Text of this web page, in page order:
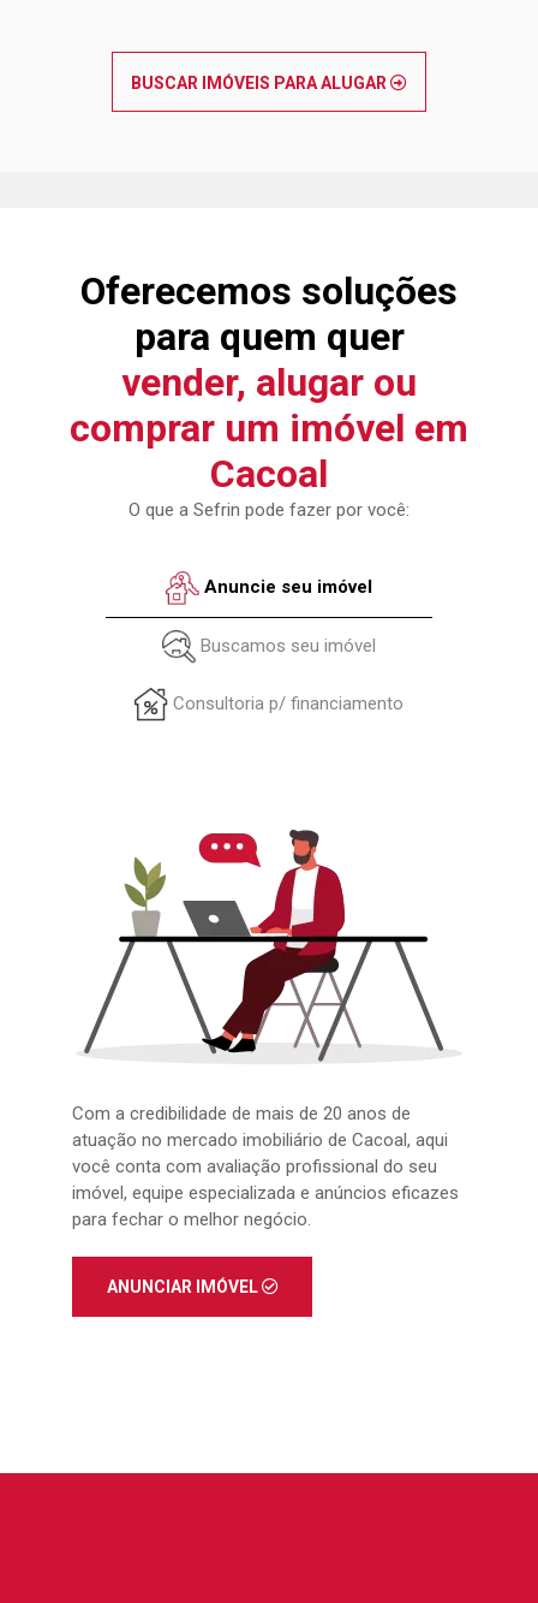
BUSCAR IMÓVEIS PARA ALUGAR
Oferecemos soluções
para quem quer
vender, alugar ou
comprar um imóvel em
Cacoal
O que a Sefrin pode fazer por você:
Anuncie seu imóvel
Buscamos seu imóvel
Consultoria p/ financiamento
Com a credibilidade de mais de 20 anos de
atuação no mercado imobiliário de Cacoal, aqui
você conta com avaliação profissional do seu
imóvel, equipe especializada e anúncios eficazes
para fechar o melhor negócio.
ANUNCIAR IMÓVEL